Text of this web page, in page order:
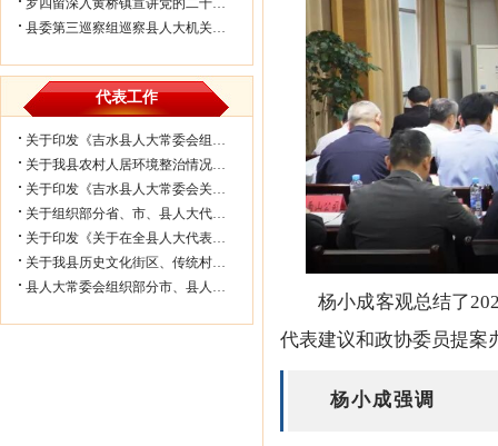
罗四留深入黄桥镇宣讲党的二十届四中...
县委第三巡察组巡察县人大机关情况反...
代表工作
关于印发《吉水县人大常委会组织部分...
关于我县农村人居环境整治情况的视察...
关于印发《吉水县人大常委会关于进一...
关于组织部分省、市、县人大代表视察我...
关于印发《关于在全县人大代表中开展...
关于我县历史文化街区、传统村落保护...
县人大常委会组织部分市、县人大代表...
杨小成客观总结了
代表建议和政协委员提案
杨小成强调